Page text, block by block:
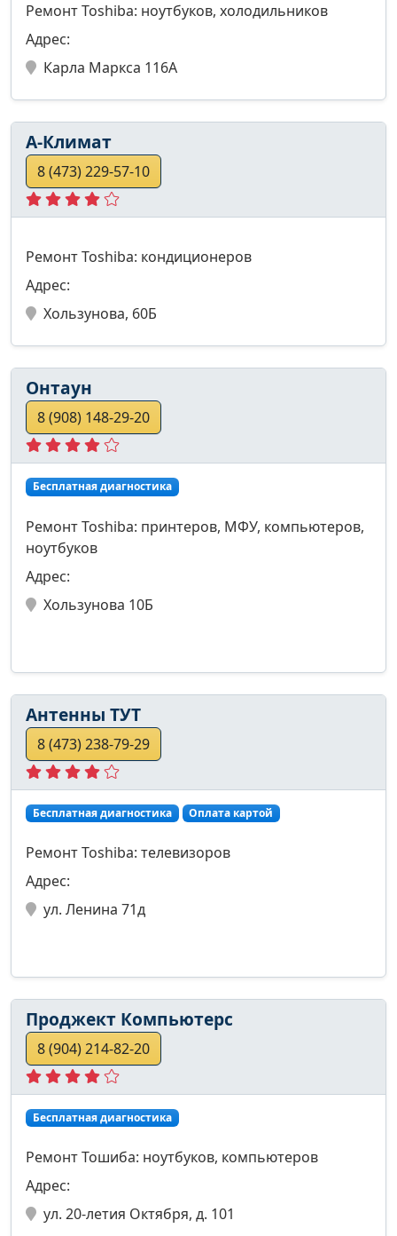
Ремонт Toshiba: ноутбуков, холодильников
Адрес:
Карла Маркса 116А
А-Климат
8 (473) 229-57-10
Ремонт Toshiba: кондиционеров
Адрес:
Хользунова, 60Б
Онтаун
8 (908) 148-29-20
Бесплатная диагностика
Ремонт Toshiba: принтеров, МФУ, компьютеров,
ноутбуков
Адрес:
Хользунова 10Б
Антенны ТУТ
8 (473) 238-79-29
Бесплатная диагностика Оплата картой
Ремонт Toshiba: телевизоров
Адрес:
ул. Ленина 71д
Проджект Компьютерс
8 (904) 214-82-20
Бесплатная диагностика
Ремонт Тошиба: ноутбуков, компьютеров
Адрес:
ул. 20-летия Октября, д. 101